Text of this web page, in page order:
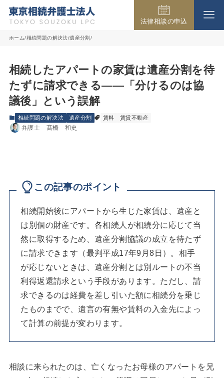
事務所の紹介
取扱業務
弁護士費用
よくある質問
アクセス
法律相談の申込
ホーム 相続問題の解決法 遺産分割
相続したアパートの家賃は遺産分割を待
たずに請求できる――「分けるのは協
議後」という誤解
相続問題の解決法 遺産分割 賃料 賃貸不動産
弁護士 髙橋 和史
この記事のポイント
相続開始後にアパートから生じた家賃は、遺産と
は別個の財産です。各相続人が相続分に応じて当
然に取得するため、遺産分割協議の成立を待たず
に請求できます（最判平成17年9月8日）。相手
が応じないときは、遺産分割とは別ルートの不当
利得返還請求という手段があります。ただし、請
求できるのは経費を差し引いた額に相続分を乗じ
たものまでで、遺言の有無や賃料の入金先によっ
て計算の前提が変わります。
相談に来られたのは、亡くなったお母様のアパートを兄